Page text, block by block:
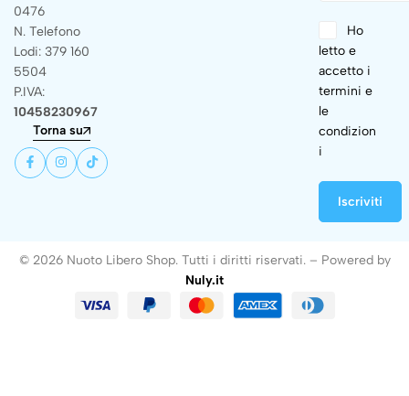
0476
N. Telefono
Lodi: 379 160
5504
P.IVA:
10458230967
Torna su
Ho
letto e
accetto i
termini e
le
condizion
i
© 2026 Nuoto Libero Shop. Tutti i diritti riservati. – Powered by
Nuly.it